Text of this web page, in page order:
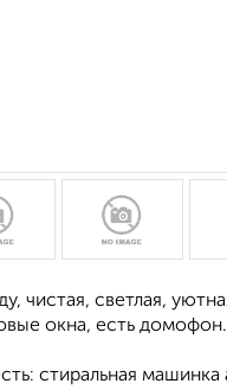
чистая, светлая,
окна, есть
стиральная